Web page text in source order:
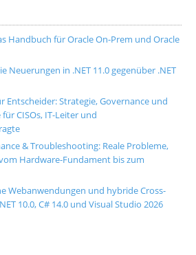
Handbuch für Oracle On-Prem und Oracle
Neuerungen in .NET 11.0 gegenüber .NET
Entscheider: Strategie, Governance und
CISOs, IT-Leiter und
& Troubleshooting: Reale Probleme,
Hardware-Fundament bis zum
Webanwendungen und hybride Cross-
10.0, C# 14.0 und Visual Studio 2026